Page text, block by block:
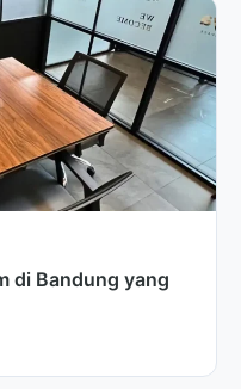
di Bandung yang